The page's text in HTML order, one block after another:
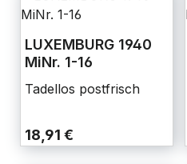
LUXEMBURG 1940
MiNr. 1-16
Tadellos postfrisch
18,91 €